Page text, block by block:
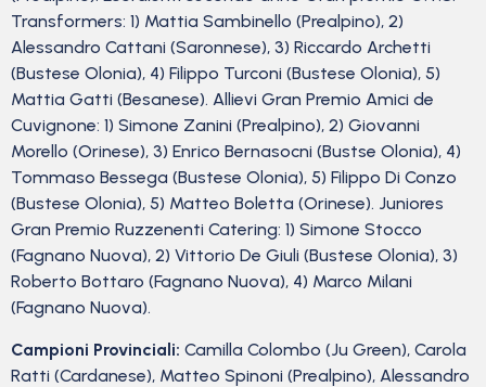
Transformers: 1) Mattia Sambinello (Prealpino), 2)
Alessandro Cattani (Saronnese), 3) Riccardo Archetti
(Bustese Olonia), 4) Filippo Turconi (Bustese Olonia), 5)
Mattia Gatti (Besanese). Allievi Gran Premio Amici de
Cuvignone: 1) Simone Zanini (Prealpino), 2) Giovanni
Morello (Orinese), 3) Enrico Bernasocni (Bustse Olonia), 4)
Tommaso Bessega (Bustese Olonia), 5) Filippo Di Conzo
(Bustese Olonia), 5) Matteo Boletta (Orinese). Juniores
Gran Premio Ruzzenenti Catering: 1) Simone Stocco
(Fagnano Nuova), 2) Vittorio De Giuli (Bustese Olonia), 3)
Roberto Bottaro (Fagnano Nuova), 4) Marco Milani
(Fagnano Nuova).
Campioni Provinciali: Camilla Colombo (Ju Green), Carola
Ratti (Cardanese), Matteo Spinoni (Prealpino), Alessandro